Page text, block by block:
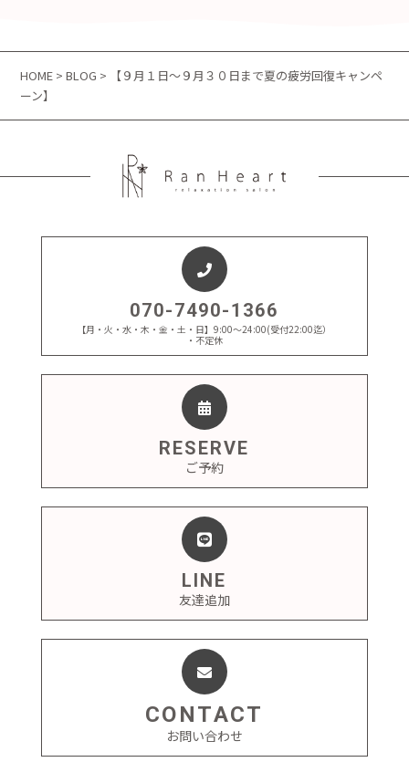
HOME >BLOG > 【９月１日～９月３０日まで夏の疲労回復キャンペ
ーン】
070-7490-1366
【月・火・水・木・金・土・日】9:00～24:00(受付22:00迄）
・不定休
RESERVE
ご予約
LINE
友達追加
CONTACT
お問い合わせ